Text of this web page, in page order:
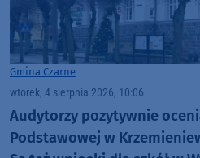
Gmina Czarne
wtorek, 4 sierpnia 2026, 10:06
Audytorzy pozytywnie
Podstawowej w